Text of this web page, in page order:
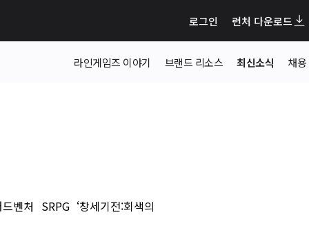
로그인 런처 다운로드
라인게임즈 이야기 브랜드 리소스 최신소식 채용
처 SRPG ‘창세기전:회색의